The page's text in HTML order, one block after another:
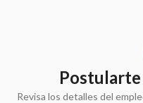
Postularte
Revisa los detalles del